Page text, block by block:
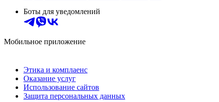
Боты для уведомлений
Мобильное приложение
Этика и комплаенс
Оказание услуг
Использование сайтов
Защита персональных данных